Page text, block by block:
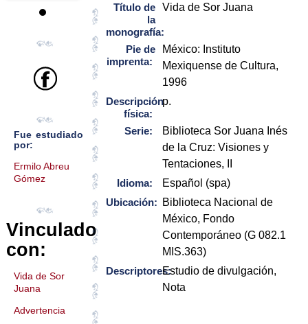
Fue estudiado
por:
Ermilo Abreu
Gómez
Vinculado
con:
Vida de Sor
Juana
Advertencia
Título de
la
monografía:
Vida de Sor Juana
Pie de
imprenta:
México: Instituto
Mexiquense de Cultura,
1996
Descripción
física:
p.
Serie:
Biblioteca Sor Juana Inés
de la Cruz: Visiones y
Tentaciones, II
Idioma:
Español (spa)
Ubicación: Biblioteca Nacional de
México, Fondo
Contemporáneo (G 082.1
MIS.363)
Descriptores:Estudio de divulgación,
Nota